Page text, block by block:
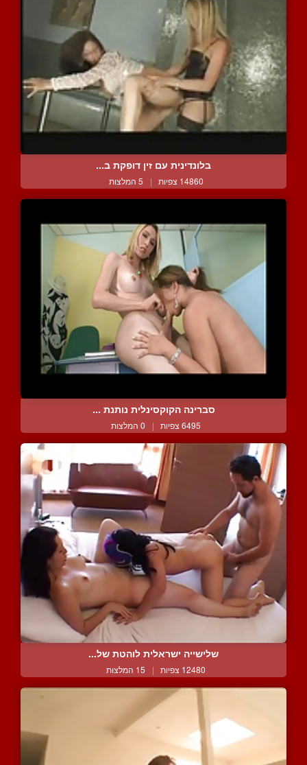
בלונדינית עם זין דופקת ב...
14860 צפיות | 5 המלצות
סברינה הקוקסינלית נותנת ...
6495 צפיות | 0 המלצות
שלישייה ישראלית לוהטת של...
12480 צפיות | 15 המלצות